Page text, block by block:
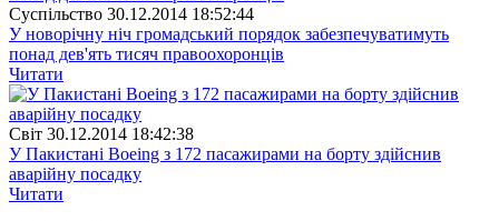
Суспiльство 30.12.2014 18:52:44
У новорічну ніч громадський порядок забезпечуватимуть
понад дев'ять тисяч правоохоронців
Читати
Свiт 30.12.2014 18:42:38
У Пакистані Boeing з 172 пасажирами на борту здійснив
аварійну посадку
Читати